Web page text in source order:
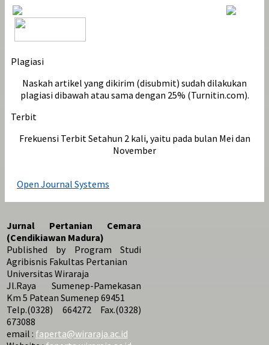
Plagiasi
Naskah artikel yang dikirim (disubmit) sudah dilakukan
plagiasi dibawah atau sama dengan 25% (Turnitin.com).
Terbit
Frekuensi Terbit Setahun 2 kali, yaitu pada bulan Mei dan
November
Open Journal Systems
Jurnal Pertanian Cemara
(Cendikiawan Madura)
Published by Program Studi
Agribisnis Fakultas Pertanian
Universitas Wiraraja
Jl.Raya Sumenep-Pamekasan
Km 5 Patean Sumenep 69451
Telp.(0328) 664272 Fax.(0328)
673088
email : faperta@wiraraja.ac.id